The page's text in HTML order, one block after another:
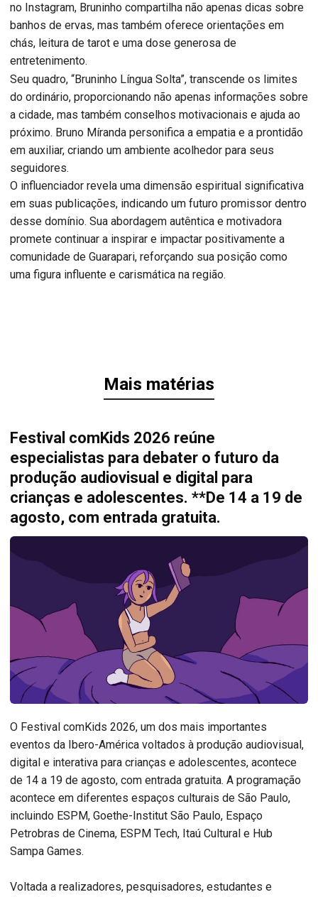
no Instagram, Bruninho compartilha não apenas dicas sobre
banhos de ervas, mas também oferece orientações em
chás, leitura de tarot e uma dose generosa de
entretenimento.
Seu quadro, “Bruninho Língua Solta”, transcende os limites
do ordinário, proporcionando não apenas informações sobre
a cidade, mas também conselhos motivacionais e ajuda ao
próximo. Bruno Míranda personifica a empatia e a prontidão
em auxiliar, criando um ambiente acolhedor para seus
seguidores.
O influenciador revela uma dimensão espiritual significativa
em suas publicações, indicando um futuro promissor dentro
desse domínio. Sua abordagem autêntica e motivadora
promete continuar a inspirar e impactar positivamente a
comunidade de Guarapari, reforçando sua posição como
uma figura influente e carismática na região.
Mais matérias
Festival comKids 2026 reúne
especialistas para debater o futuro da
produção audiovisual e digital para
crianças e adolescentes. **De 14 a 19 de
agosto, com entrada gratuita.
O Festival comKids 2026, um dos mais importantes
eventos da Ibero-América voltados à produção audiovisual,
digital e interativa para crianças e adolescentes, acontece
de 14 a 19 de agosto, com entrada gratuita. A programação
acontece em diferentes espaços culturais de São Paulo,
incluindo ESPM, Goethe-Institut São Paulo, Espaço
Petrobras de Cinema, ESPM Tech, Itaú Cultural e Hub
Sampa Games.
Voltada a realizadores, pesquisadores, estudantes e